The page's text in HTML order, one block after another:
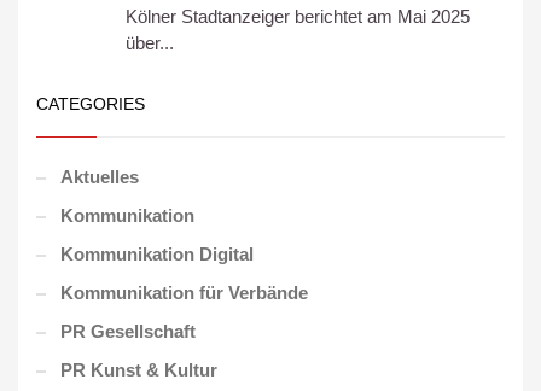
Kölner Stadtanzeiger berichtet am Mai 2025
über...
CATEGORIES
Aktuelles
Kommunikation
Kommunikation Digital
Kommunikation für Verbände
PR Gesellschaft
PR Kunst & Kultur